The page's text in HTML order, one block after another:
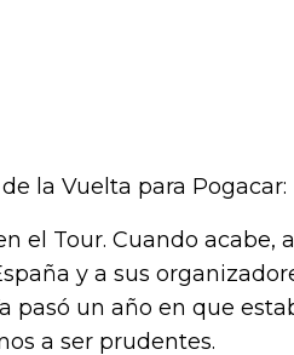
la Vuelta para Pogacar:
el Tour. Cuando
y a sus
pasó un año en que
a ser prudentes.